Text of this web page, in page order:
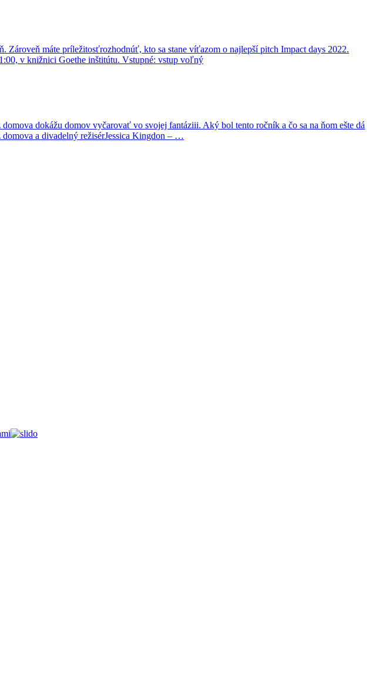
Zároveň máte príležitosťrozhodnúť, kto sa stane víťazom o najlepší pitch Impact days 2022.
v knižnici Goethe inštitútu. Vstupné: vstup voľný
dokážu domov vyčarovať vo svojej fantáziii. Aký bol tento ročník a čo sa na ňom ešte dá
a divadelný režisérJessica Kingdon – …